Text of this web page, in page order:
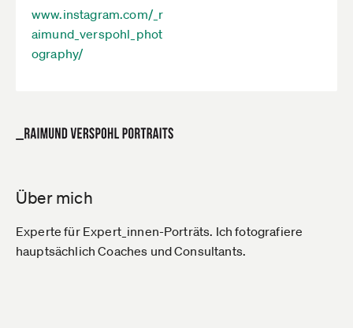
www.instagram.com/_r
aimund_verspohl_phot
ography/
Über mich
Experte für Expert_innen-Porträts. Ich fotografiere
hauptsächlich Coaches und Consultants.